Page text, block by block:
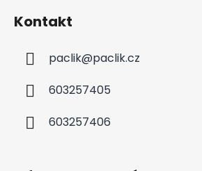
Kontakt
paclik@paclik.cz
603257405
603257406